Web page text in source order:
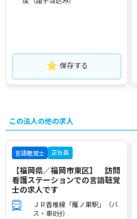
保存する
この法人の他の求人
言語聴覚士 正社員
【福岡県／福岡市東区】 訪問
看護ステーションでの言語聴覚
士の求人です
ＪＲ香椎線「雁ノ巣駅」（バ
ス・車8分）